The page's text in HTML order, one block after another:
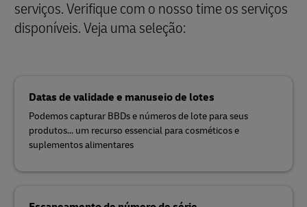
serviços. Verifique com o nosso time os serviços
disponíveis. Veja uma seleção:
Datas de validade e manuseio de lotes
Podemos capturar BBDs e números de lote para seus
produtos... um recurso essencial para cosméticos e
suplementos alimentares